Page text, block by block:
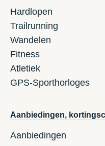
Hardlopen
Trailrunning
Wandelen
Fitness
Atletiek
GPS-Sporthorloges
Aanbiedingen,
Aanbiedingen